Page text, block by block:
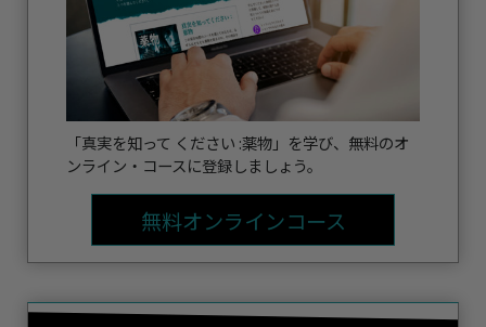
「真実を知って ください :薬物」を学び、無料のオ
ンライン・コースに登録しましょう。
無料オンラインコース